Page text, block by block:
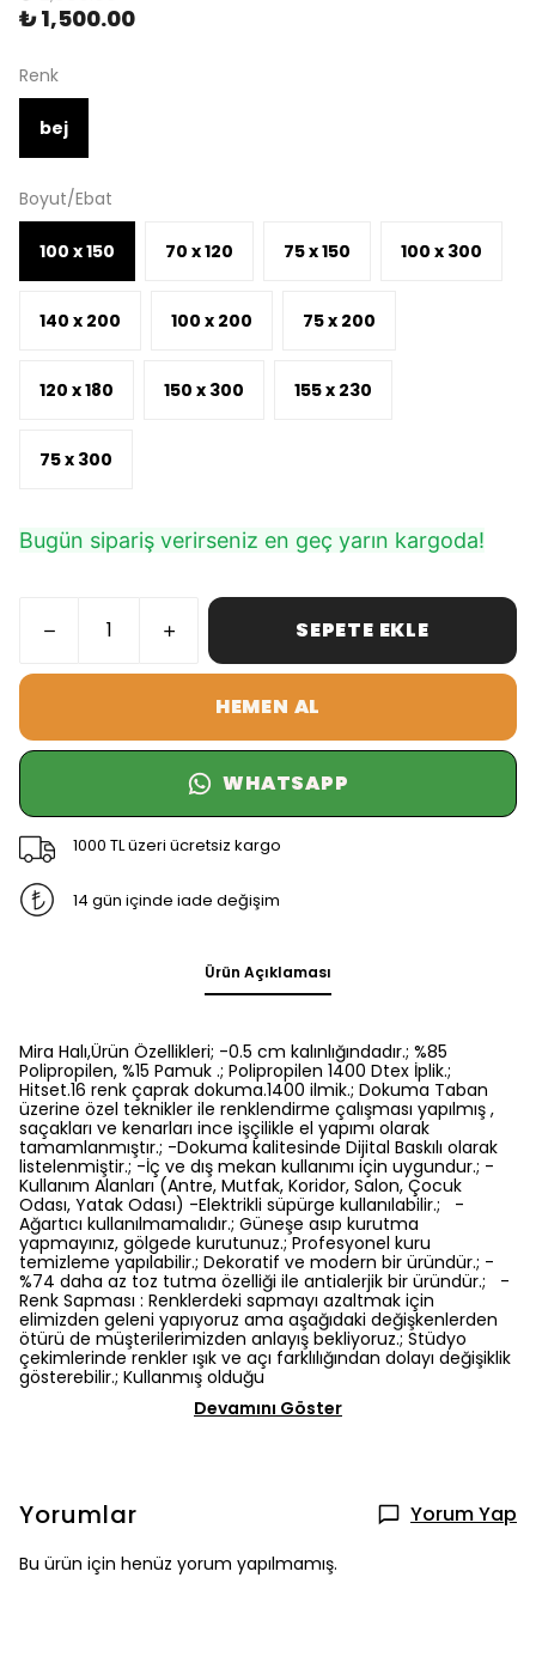
₺ 1,500.00
Renk
bej
Boyut/Ebat
100 x 150 70 x 120 75 x 150 100 x 300
140 x 200 100 x 200 75 x 200
120 x 180 150 x 300 155 x 230
75 x 300
Bugün sipariş verirseniz en geç yarın kargoda!
SEPETE EKLE
HEMEN AL
WHATSAPP
1000 TL üzeri ücretsiz kargo
14 gün içinde iade değişim
Ürün Açıklaması
Mira Halı,Ürün Özellikleri; -0.5 cm kalınlığındadır.; %85
Polipropilen, %15 Pamuk .; Polipropilen 1400 Dtex İplik.;
Hitset.16 renk çaprak dokuma.1400 ilmik.; Dokuma Taban
üzerine özel teknikler ile renklendirme çalışması yapılmış ,
saçakları ve kenarları ince işçilikle el yapımı olarak
tamamlanmıştır.; -Dokuma kalitesinde Dijital Baskılı olarak
listelenmiştir.; -İç ve dış mekan kullanımı için uygundur.; -
Kullanım Alanları (Antre, Mutfak, Koridor, Salon, Çocuk
Odası, Yatak Odası) -Elektrikli süpürge kullanılabilir.; -
Ağartıcı kullanılmamalıdır.; Güneşe asıp kurutma
yapmayınız, gölgede kurutunuz.; Profesyonel kuru
temizleme yapılabilir.; Dekoratif ve modern bir üründür.; -
%74 daha az toz tutma özelliği ile antialerjik bir üründür.; -
Renk Sapması : Renklerdeki sapmayı azaltmak için
elimizden geleni yapıyoruz ama aşağıdaki değişkenlerden
ötürü de müşterilerimizden anlayış bekliyoruz.; Stüdyo
çekimlerinde renkler ışık ve açı farklılığından dolayı değişiklik
gösterebilir.; Kullanmış olduğu
Devamını Göster
Yorumlar Yorum Yap
Bu ürün için henüz yorum yapılmamış.